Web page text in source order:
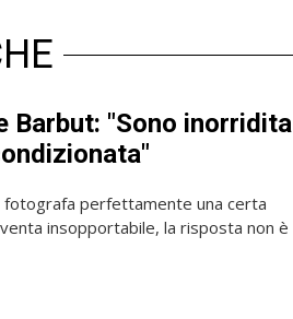
Barbut: "Sono inorridita
fotografa perfettamente una certa
insopportabile, la risposta non è